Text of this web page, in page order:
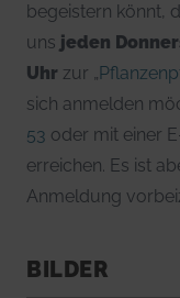
begeistern könnt,
uns jeden
Uhr zur „
sich anmelden
53 oder mit einer
erreichen. Es ist
Anmeldung
BILDER